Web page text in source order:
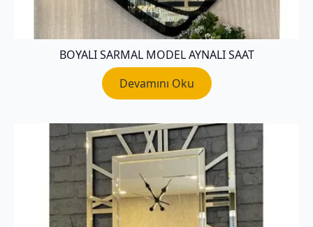
BOYALI SARMAL MODEL AYNALI SAAT
Devamını Oku